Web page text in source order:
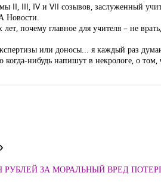
II, III, IV и VII созывов, заслуженный
Новости.
почему главное для учителя – не
или доносы... я каждый раз
когда-нибудь напишут в некрологе, о
ЗА МОРАЛЬНЫЙ ВРЕД